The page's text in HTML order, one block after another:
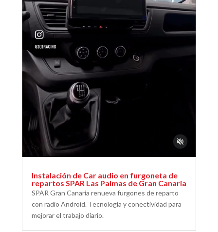
Instalación de Car audio en furgoneta de
repartos SPAR Las Palmas de Gran Canaria
SPAR Gran Canaria renueva furgones de reparto
con radio Android. Tecnología y conectividad para
mejorar el trabajo diario.